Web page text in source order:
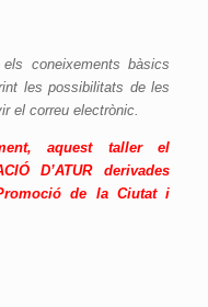
coneixements bàsics
les possibilitats de les
el correu electrònic.
aquest taller el
D’ATUR derivades
de la Ciutat i